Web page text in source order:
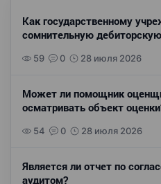
Как государственному
сомнительную
59 0 28 июля 2026
Может ли помощник
осматривать объект
54 0 28 июля 2026
Является ли отчет по
аудитом?